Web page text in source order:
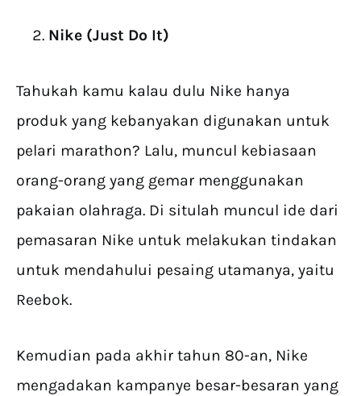
Nike (Just Do It)
Tahukah kamu kalau dulu Nike hanya
produk yang kebanyakan digunakan untuk
pelari marathon? Lalu, muncul kebiasaan
orang-orang yang gemar menggunakan
pakaian olahraga. Di situlah muncul ide dari
pemasaran Nike untuk melakukan tindakan
untuk mendahului pesaing utamanya, yaitu
Reebok.
Kemudian pada akhir tahun 80-an, Nike
mengadakan kampanye besar-besaran yang